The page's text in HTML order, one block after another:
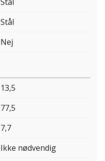
Stål
Nej
13,5
77,5
7,7
Ikke nødvendig